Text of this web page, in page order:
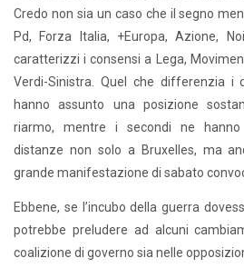
Credo non sia un caso che il segno
Pd, Forza Italia, +Europa, Azione,
caratterizzi i consensi a Lega,
Verdi-Sinistra. Quel che differenzia i
hanno assunto una posizione
riarmo, mentre i secondi ne
distanze non solo a Bruxelles, ma
grande manifestazione di sabato
Ebbene, se l’incubo della guerra
potrebbe preludere ad alcuni
coalizione di governo sia nelle